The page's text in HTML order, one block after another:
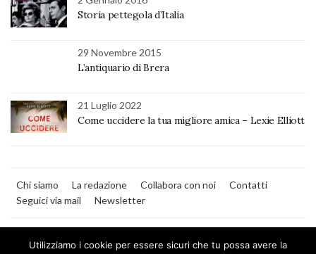
Storia pettegola d’Italia
29 Novembre 2015
L’antiquario di Brera
21 Luglio 2022
Come uccidere la tua migliore amica – Lexie Elliott
Chi siamo La redazione Collabora con noi
Contatti
Seguici via mail
Newsletter
Utilizziamo i cookie per essere sicuri che tu possa avere la